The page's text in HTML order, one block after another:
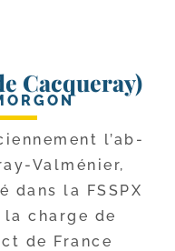
Cacqueray)
l’ab­
​Valménier,
dans la FSSPX
la charge de
de France